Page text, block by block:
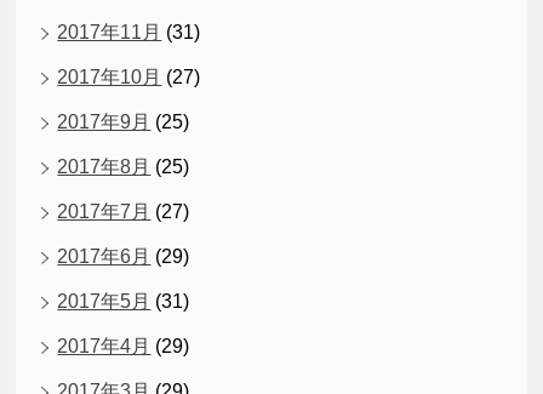
2017年11月 (31)
2017年10月 (27)
2017年9月 (25)
2017年8月 (25)
2017年7月 (27)
2017年6月 (29)
2017年5月 (31)
2017年4月 (29)